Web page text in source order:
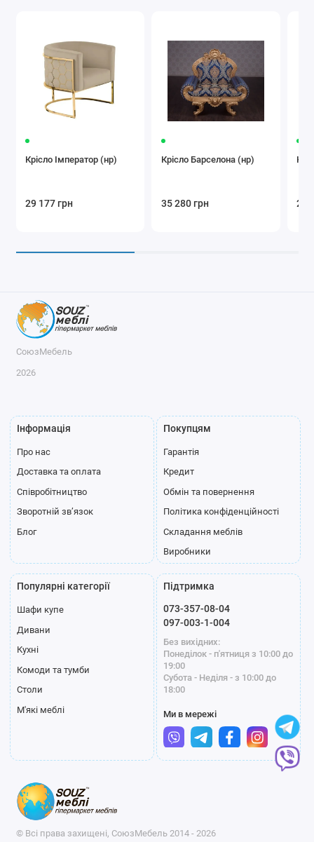
Крісло Імператор (нр)
29 177 грн
Крісло Барселона (нр)
35 280 грн 27
СоюзМебель
2026
Інформація
Про нас
Доставка та оплата
Співробітництво
Зворотній зв’язок
Блог
Покупцям
Гарантія
Кредит
Обмін та повернення
Політика конфіденційності
Складання меблів
Виробники
Популярні категорії
Шафи купе
Дивани
Кухні
Комоди та тумби
Столи
М'які меблі
Підтримка
073-357-08-04
097-003-1-004
Без вихідних:
Понеділок - п'ятниця з 10:00 до
19:00
Субота - Неділя - з 10:00 до
18:00
Ми в мережі
© Всі права захищені, СоюзМебель 2014 - 2026